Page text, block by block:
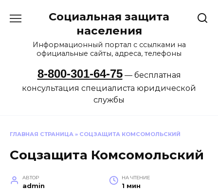
Социальная защита
населения
Информационный портал с ссылками на
официальные сайты, адреса, телефоны
8-800-301-64-75— бесплатная
консультация специалиста юридической
службы
ГЛАВНАЯ СТРАНИЦА » СОЦЗАЩИТА КОМСОМОЛЬСКИЙ
Соцзащита Комсомольский
АВТОР
admin
НА ЧТЕНИЕ
1 мин